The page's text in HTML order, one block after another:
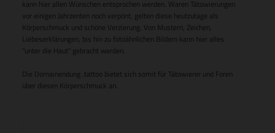
kann hier allen Wünschen entsprochen werden. Waren Tätowierungen
vor einigen Jahrzenten noch verpönt, gelten diese heutzutage als
Körperschmuck und schöne Verzierung. Von Mustern, Zeichen,
Liebeserklärungen, bis hin zu fotoähnlichen Bildern kann hier alles
"unter die Haut" gebracht werden.
Die Domainendung .tattoo bietet sich somit für Tätowierer und Foren
über diesen Körperschmuck an.